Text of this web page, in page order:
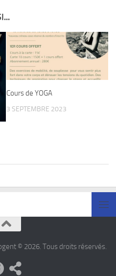
Cours de YOGA
3 SEPTEMBRE 2023
© 2026. Tous droits réservés.